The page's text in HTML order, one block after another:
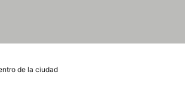
de la ciudad